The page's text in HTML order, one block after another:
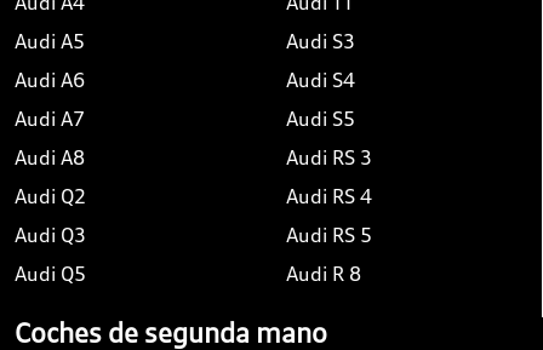
Audi A5
Audi A6
Audi A7
Audi A8
Audi Q2
Audi Q3
Audi Q5
Audi S3
Audi S4
Audi S5
Audi RS 3
Audi RS 4
Audi RS 5
Audi R 8
Coches de segunda mano